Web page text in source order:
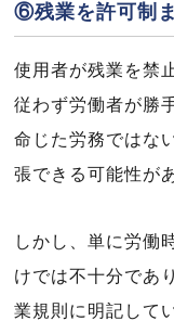
⑥残業を許可制
使用者が残業を禁
従わず労働者が勝
命じた労務ではな
張できる可能性が
しかし、単に労働
けでは不十分であ
業規則に明記して